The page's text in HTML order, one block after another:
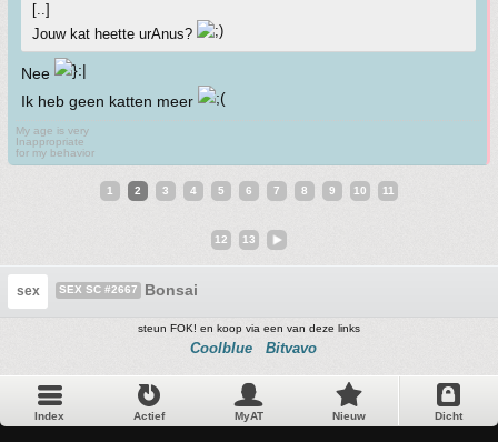
[..]
Jouw kat heette urAnus?
Nee
Ik heb geen katten meer
My age is very
Inappropriate
for my behavior
1 2 3 4 5 6 7 8 9 10 11
12 13
sex SEX SC #2667 Bonsai
steun FOK! en koop via een van deze links
Coolblue Bitvavo
Index Actief MyAT Nieuw Dicht